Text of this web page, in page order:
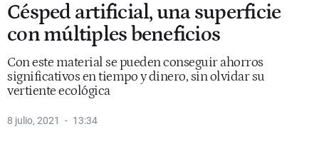
Césped artificial, una superficie
con múltiples beneficios
Con este material se pueden conseguir ahorros
significativos en tiempo y dinero, sin olvidar su
vertiente ecológica
8 julio, 2021 13:34